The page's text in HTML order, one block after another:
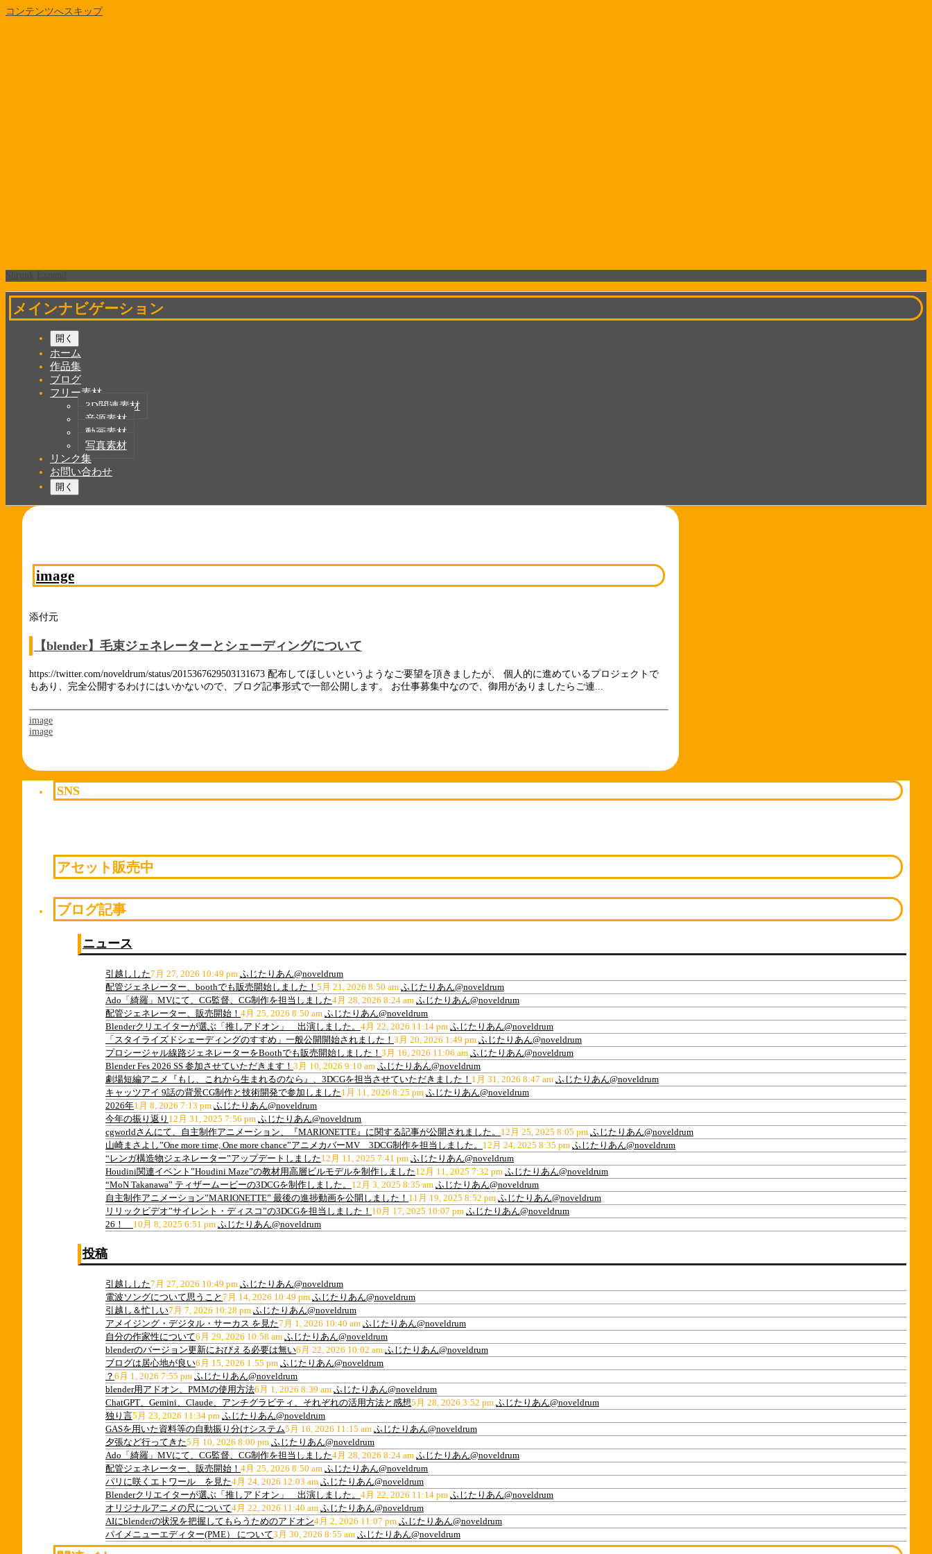
コンテンツへスキップ
メインナビゲーション
開く
ホーム
作品集
ブログ
フリー素材
3D関連素材
音源素材
動画素材
写真素材
リンク集
お問い合わせ
開く
image
添付元
【blender】毛束ジェネレーターとシェーディングについて
https://twitter.com/noveldrum/status/2015367629503131673 配布してほしいというようなご要望を頂きましたが、 個人的に進めているプロジェクトで
もあり、完全公開するわけにはいかないので、ブログ記事形式で一部公開します。 お仕事募集中なので、御用がありましたらご連...
image
image
SNS
アセット販売中
ブログ記事
ニュース
引越しした7月 27, 2026 10:49 pm ふじたりあん@noveldrum
配管ジェネレーター、boothでも販売開始しました！ 5月 21, 2026 8:50 am ふじたりあん@noveldrum
Ado「綺羅」MVにて、CG監督、CG制作を担当しました4月 28, 2026 8:24 am ふじたりあん@noveldrum
配管ジェネレーター、販売開始！ 4月 25, 2026 8:50 am ふじたりあん@noveldrum
Blenderクリエイターが選ぶ「推しアドオン」 出演しました。 4月 22, 2026 11:14 pm ふじたりあん@noveldrum
「スタイライズドシェーディングのすすめ」一般公開開始されました！ 3月 20, 2026 1:49 pm ふじたりあん@noveldrum
プロシージャル線路ジェネレーターをBoothでも販売開始しました！ 3月 16, 2026 11:06 am ふじたりあん@noveldrum
Blender Fes 2026 SS 参加させていただきます！ 3月 10, 2026 9:10 am ふじたりあん@noveldrum
劇場短編アニメ『もし、これから生まれるのなら』、3DCGを担当させていただきました！ 1月 31, 2026 8:47 am ふじたりあん@noveldrum
キャッツアイ 9話の背景CG制作と技術開発で参加しました1月 11, 2026 8:25 pm ふじたりあん@noveldrum
2026年1月 8, 2026 7:13 pm ふじたりあん@noveldrum
今年の振り返り 12月 31, 2025 7:56 pm ふじたりあん@noveldrum
cgworldさんにて、自主制作アニメーション、『MARIONETTE』に関する記事が公開されました。 12月 25, 2025 8:05 pm ふじたりあん@noveldrum
山崎まさよし”One more time, One more chance”アニメカバーMV 3DCG制作を担当しました。 12月 24, 2025 8:35 pm ふじたりあん@noveldrum
“レンガ構造物ジェネレーター”アップデートしました12月 11, 2025 7:41 pm ふじたりあん@noveldrum
Houdini関連イベント”Houdini Maze”の教材用高層ビルモデルを制作しました12月 11, 2025 7:32 pm ふじたりあん@noveldrum
“MoN Takanawa” ティザームービーの3DCGを制作しました。 12月 3, 2025 8:35 am ふじたりあん@noveldrum
自主制作アニメーション”MARIONETTE” 最後の進捗動画を公開しました！ 11月 19, 2025 8:52 pm ふじたりあん@noveldrum
リリックビデオ”サイレント・ディスコ”の3DCGを担当しました！ 10月 17, 2025 10:07 pm ふじたりあん@noveldrum
26！ 10月 8, 2025 6:51 pm ふじたりあん@noveldrum
投稿
引越しした7月 27, 2026 10:49 pm ふじたりあん@noveldrum
電波ソングについて思うこと 7月 14, 2026 10:49 pm ふじたりあん@noveldrum
引越し＆忙しい7月 7, 2026 10:28 pm ふじたりあん@noveldrum
アメイジング・デジタル・サーカス を見た7月 1, 2026 10:40 am ふじたりあん@noveldrum
自分の作家性について6月 29, 2026 10:58 am ふじたりあん@noveldrum
blenderのバージョン更新におびえる必要は無い6月 22, 2026 10:02 am ふじたりあん@noveldrum
ブログは居心地が良い6月 15, 2026 1:55 pm ふじたりあん@noveldrum
？ 6月 1, 2026 7:55 pm ふじたりあん@noveldrum
blender用アドオン、PMMの使用方法6月 1, 2026 8:39 am ふじたりあん@noveldrum
ChatGPT、Gemini、Claude、アンチグラビティ、それぞれの活用方法と感想5月 28, 2026 3:52 pm ふじたりあん@noveldrum
独り言5月 23, 2026 11:34 pm ふじたりあん@noveldrum
GASを用いた資料等の自動振り分けシステム5月 16, 2026 11:15 am ふじたりあん@noveldrum
夕張など行ってきた5月 10, 2026 8:00 pm ふじたりあん@noveldrum
Ado「綺羅」MVにて、CG監督、CG制作を担当しました4月 28, 2026 8:24 am ふじたりあん@noveldrum
配管ジェネレーター、販売開始！ 4月 25, 2026 8:50 am ふじたりあん@noveldrum
パリに咲くエトワール を見た4月 24, 2026 12:03 am ふじたりあん@noveldrum
Blenderクリエイターが選ぶ「推しアドオン」 出演しました。 4月 22, 2026 11:14 pm ふじたりあん@noveldrum
オリジナルアニメの尺について4月 22, 2026 11:40 am ふじたりあん@noveldrum
AIにblenderの状況を把握してもらうためのアドオン4月 2, 2026 11:07 pm ふじたりあん@noveldrum
パイメニューエディター(PME） について3月 30, 2026 8:55 am ふじたりあん@noveldrum